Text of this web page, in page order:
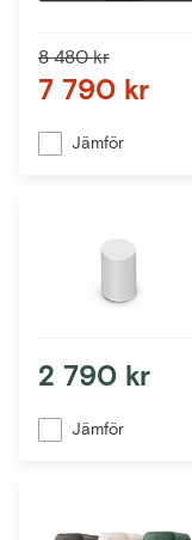
8 480 kr
7 790 kr
Jämför
2 790 kr
Jämför